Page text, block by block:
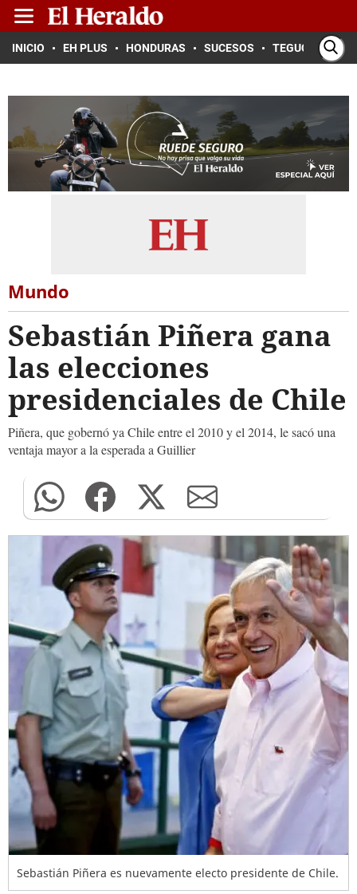
INICIO EH PLUS HONDURAS SUCESOS TEGUCIGALPA
Mundo
Sebastián Piñera gana
las elecciones
presidenciales de Chile
Piñera, que gobernó ya Chile entre el 2010 y el 2014, le sacó una
ventaja mayor a la esperada a Guillier
Sebastián Piñera es nuevamente electo presidente de Chile.